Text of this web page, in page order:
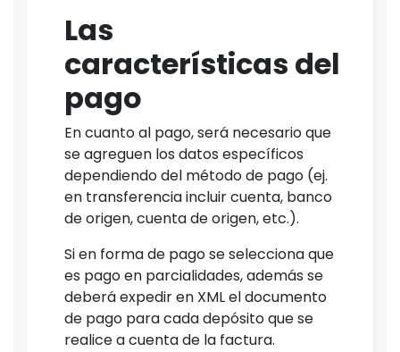
Las
características del
pago
En cuanto al pago, será necesario que
se agreguen los datos específicos
dependiendo del método de pago (ej.
en transferencia incluir cuenta, banco
de origen, cuenta de origen, etc.).
Si en forma de pago se selecciona que
es pago en parcialidades, además se
deberá expedir en XML el documento
de pago para cada depósito que se
realice a cuenta de la factura.